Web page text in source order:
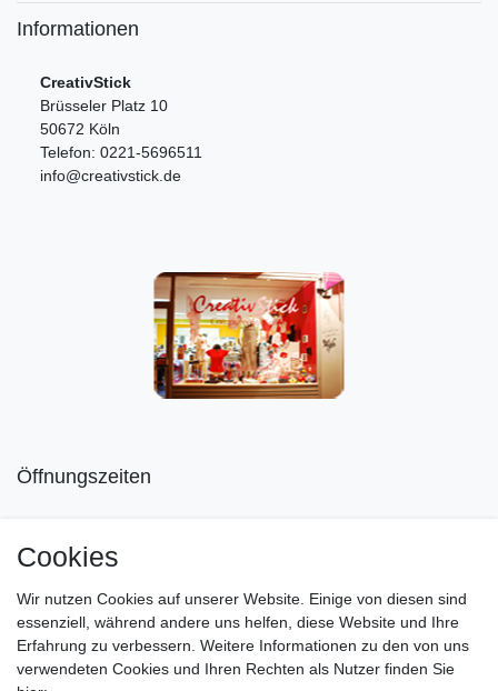
Informationen
CreativStick
Brüsseler Platz 10
50672 Köln
Telefon: 0221-5696511
info@creativstick.de
Öffnungszeiten
Di-Fr von 10.00 - 18.30 Uhr
Sa von 11.00 - 16.00 Uhr
Besuchen Sie unsere Verkaufsräume, dort beraten wir Sie
gerne.
Cookies
Wir nutzen Cookies auf unserer Website. Einige von diesen sind
essenziell, während andere uns helfen, diese Website und Ihre
Erfahrung zu verbessern. Weitere Informationen zu den von uns
verwendeten Cookies und Ihren Rechten als Nutzer finden Sie